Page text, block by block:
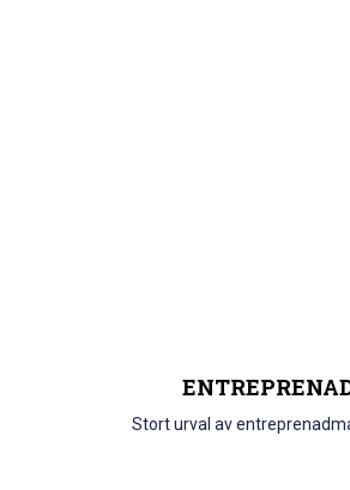
Stort urval av